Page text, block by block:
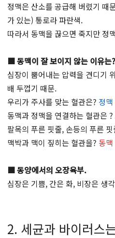
정맥은 산소를 공급해 버렸기 때
가 있는) 통로라 파란색.
따라서 동맥을 끊으면 죽지만 정
■ 동맥이 잘 보이지 않는 이유는?
심장이 뿜어내는 압력을 견디기
배 두껍기 때문.
우리가 주사를 맞는 혈관은? 정맥
동맥과 정맥을 연결하는 혈관은 ?
팔목의 푸른 핏줄, 손등의 푸른 핏
맥박과 맥이 짚히는 혈관을? 동맥
■ 동양에서의 오장육부.
심장은 기쁨, 간은 화, 비장은 생
2. 세균과 바이러스